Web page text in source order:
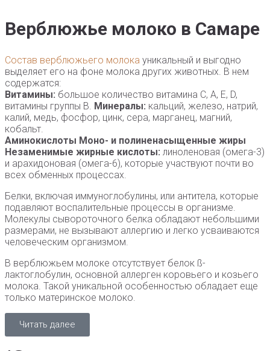
Верблюжье молоко в Самаре
Состав верблюжьего молока уникальный и выгодно
выделяет его на фоне молока других животных. В нем
содержатся:
Витамины: большое количество витамина С, А, Е, D,
витамины группы В. Минералы: кальций, железо, натрий,
калий, медь, фосфор, цинк, сера, марганец, магний,
кобальт.
Аминокислоты Моно- и полиненасыщенные жиры
Незаменимые жирные кислоты: линоленовая (омега-3)
и арахидоновая (омега-6), которые участвуют почти во
всех обменных процессах.
Белки, включая иммуноглобулины, или антитела, которые
подавляют воспалительные процессы в организме.
Молекулы сывороточного белка обладают небольшими
размерами, не вызывают аллергию и легко усваиваются
человеческим организмом.
В верблюжьем молоке отсутствует белок ß-
лактоглобулин, основной аллерген коровьего и козьего
молока. Такой уникальной особенностью обладает еще
только материнское молоко.
Читать далее